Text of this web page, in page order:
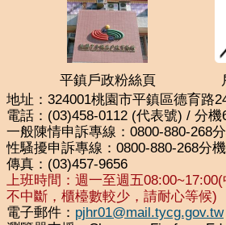
平鎮戶政粉絲頁
地址：324001桃園市平鎮區德育路
電話：(03)458-0112 (代表號) / 分
一般陳情申訴專線：0800-880-268
性騷擾申訴專線：0800-880-268分
傳真：(03)457-9656
上班時間：週一至週五
不中斷，櫃檯數較少，請耐心等候)
電子郵件： pjhr01@mail.tycg.gov.tw